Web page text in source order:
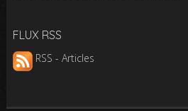
FLUX RSS
RSS - Articles